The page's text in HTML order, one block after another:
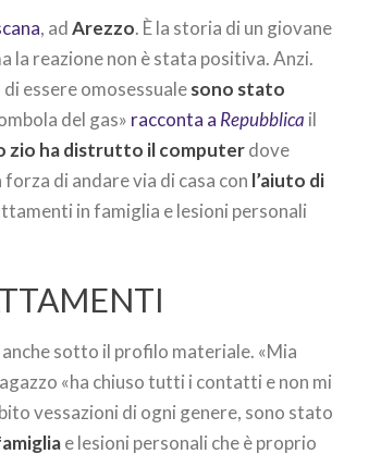
, adArezzo. È la storia di un giovane
la reazione non è stata positiva. Anzi.
essere omosessualesono stato
del gas» racconta a Repubblica il
zio ha distrutto il computerdove
di andare via di casa con l’aiuto di
in famiglia e lesioni personali
anche sotto il profilo materiale. «Mia
«ha chiuso tutti i contatti e non mi
vessazioni di ogni genere, sono stato
e lesioni personali che è proprio